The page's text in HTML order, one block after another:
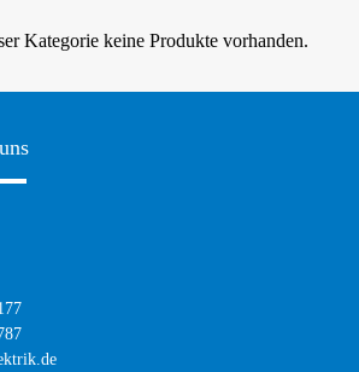
Kategorie keine Produkte vorhanden.